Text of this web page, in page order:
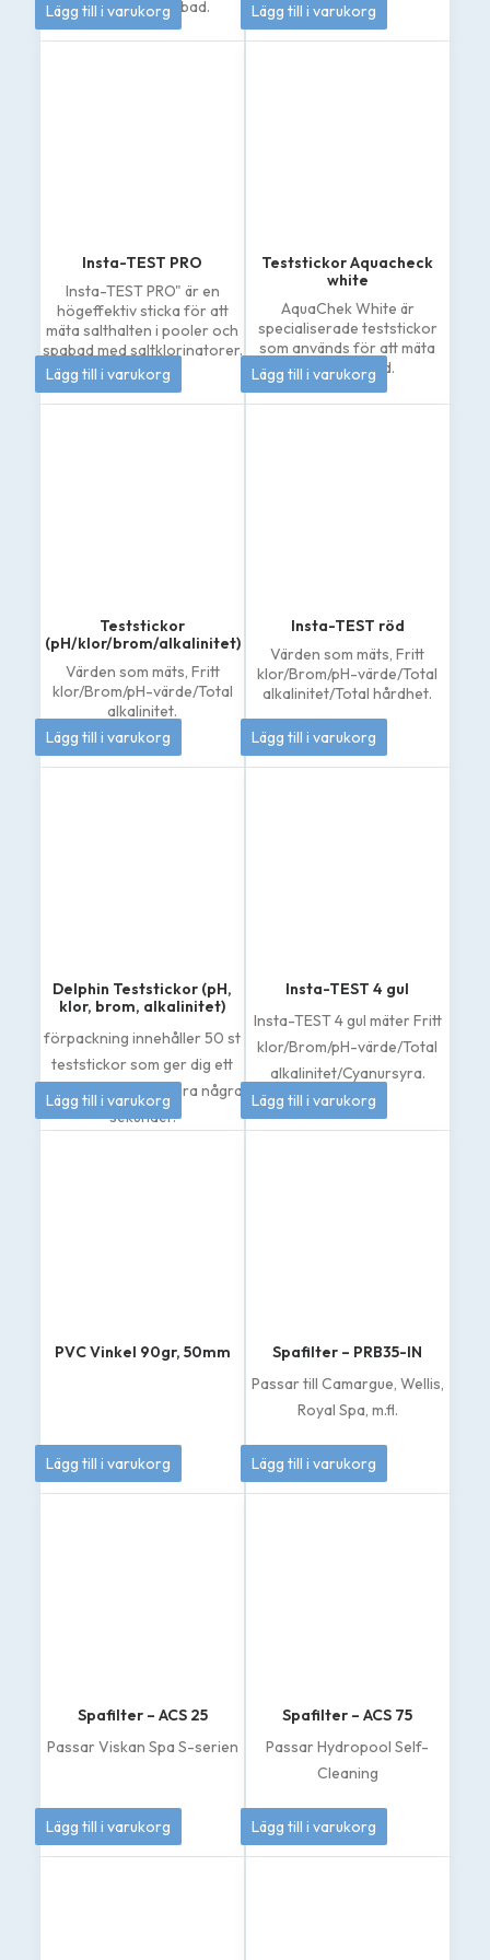
pooler och spabad.
Lägg till i varukorg Lägg till i varukorg
Insta-TEST PRO
Insta-TEST PRO" är en
högeffektiv sticka för att
mäta salthalten i pooler och
spabad med saltklorinatorer.
185kr
Lägg till i varukorg
Teststickor Aquacheck
white
AquaChek White är
specialiserade teststickor
som används för att mäta
natriumklorid.
262kr
Lägg till i varukorg
Teststickor
(pH/klor/brom/alkalinitet)
Värden som mäts, Fritt
klor/Brom/pH-värde/Total
alkalinitet.
79kr
Lägg till i varukorg
Insta-TEST röd
Värden som mäts, Fritt
klor/Brom/pH-värde/Total
alkalinitet/Total hårdhet.
208kr
Lägg till i varukorg
Delphin Teststickor (pH,
klor, brom, alkalinitet)
förpackning innehåller 50 st
teststickor som ger dig ett
tydligt resultat på bara några
sekunder.
79kr
Lägg till i varukorg
Insta-TEST 4 gul
Insta-TEST 4 gul mäter Fritt
klor/Brom/pH-värde/Total
alkalinitet/Cyanursyra.
185kr
Lägg till i varukorg
PVC Vinkel 90gr, 50mm
70kr
Lägg till i varukorg
Spafilter – PRB35-IN
Passar till Camargue, Wellis,
Royal Spa, m.fl.
439kr
Lägg till i varukorg
Spafilter – ACS 25
Passar Viskan Spa S-serien
369kr
Lägg till i varukorg
Spafilter – ACS 75
Passar Hydropool Self-
Cleaning
695kr
Lägg till i varukorg